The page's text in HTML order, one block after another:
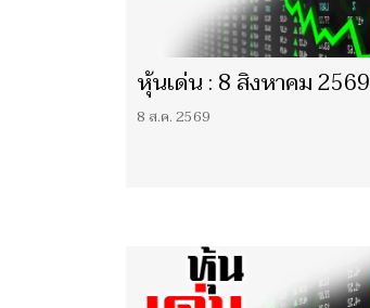
หุ้นเด่น : 8 สิงหาคม 2569
8 ส.ค. 2569